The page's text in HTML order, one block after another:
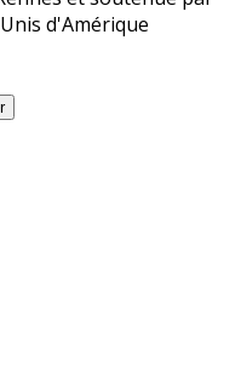
d'Amérique